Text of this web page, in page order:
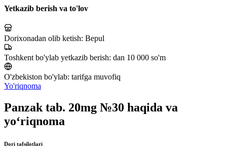
Yetkazib berish va to'lov
Dorixonadan olib ketish: Bepul
Toshkent bo'ylab yetkazib berish: dan 10 000 so'm
O'zbekiston bo'ylab: tarifga muvofiq
Yo'riqnoma
Panzak tab. 20mg №30 haqida va
yo‘riqnoma
Dori tafsilotlari